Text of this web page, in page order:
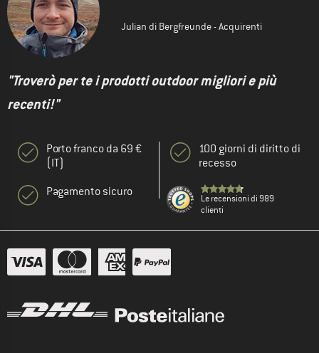
Julian di Bergfreunde - Acquirenti
"Troverò per te i prodotti outdoor migliori e più
recenti!"
Porto franco da 69 €
(IT)
Pagamento sicuro
100 giorni di diritto di
recesso
Le recensioni di 989
clienti